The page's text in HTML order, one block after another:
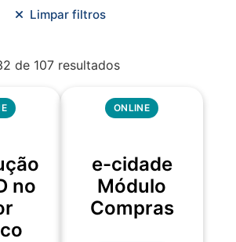
Urbano/Mobilidade
Limpar filtros
de 107 resultados
no
ONLINE
e-cidade
Módulo
Compras